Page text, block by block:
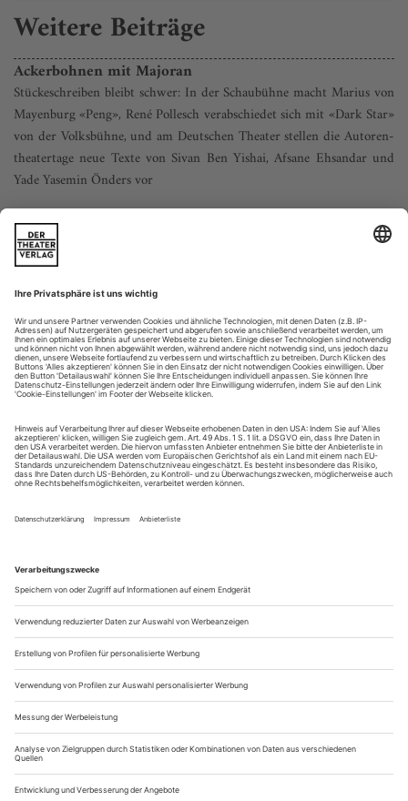
Weitere Beiträge
Ackerbohnen mit Majoran
Stückeschreiben bleibt schwer: In der Schaubühne macht Marius von
Mayenburg «Peng», René Pollesch verabschiedet sich mit «Dark Star»
von der Volksbühne, und am Deutschen Theater stellen die Autoren­
theatertage neue Texte von Sivan Ben Yishai, Afsane Ehsandar und
Yade Yasemin Önders vor
»Ralph Peng war schon vorgeburtlich eine erstaunliche
Erscheinung: Wie auf dem Ultraschall deutlich sichtbar, hat
der kleine Ralph als Embryo seine Zwil­lingsschwester
beginnt ein Leben aus solidem Wettbewerbsgeist in einem
gesunden Ego, das gerne über Fairness nachdenkt. Der kleine
Racker entpuppt sich...
Die Tragik eines Hoffnungslandes
«Cradle of Creativity» in Kapstadt
Inmitten des aufgeregten Treibens zwischen Bahnhof und
Long Street, dem Herzen Kapstadts, steht ruhig und
selbstbewusst die alte Cape Town City Hall. Im edwardischen
Nelson Mandela hielt 1990 hier wenige Stunden nach der
Haftentlassung seine...
Auf ein Bier!
Das 14. Körber Studio Junge Regie zeigte die ganze Bandbreite von
Theater heute – und musste sich für eine Siegerin entscheiden:
Caroline Creutzburg
Zum Glück war da dieser eine Kasten Bier zu viel, den
Thalia-Betriebsdirektorin Karin Becker ins Foyer in der
Gaußstraße geschleppt hatte, um sich zu bedanken: bei den